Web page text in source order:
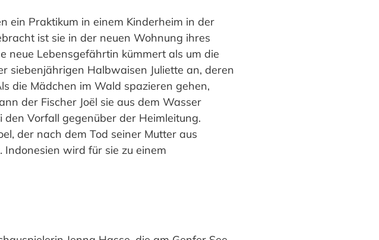
ein Praktikum in einem Kinderheim in der
ist sie in der neuen Wohnung ihres
neue Lebensgefährtin kümmert als um die
siebenjährigen Halbwaisen Juliette an, deren
die Mädchen im Wald spazieren gehen,
der Fischer Joël sie aus dem Wasser
Vorfall gegenüber der Heimleitung.
der nach dem Tod seiner Mutter aus
wird für sie zu einem